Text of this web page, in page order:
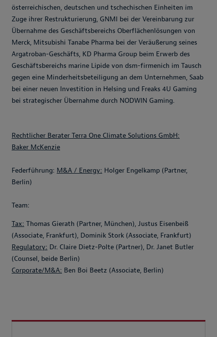
österreichischen, deutschen und tschechischen Einheiten im
Zuge ihrer Restrukturierung, GNMI bei der Vereinbarung zur
Übernahme des Geschäftsbereichs Oberflächenlösungen von
Merck, Mitsubishi Tanabe Pharma bei der Veräußerung seines
Argatroban-Geschäfts, KD Pharma Group beim Erwerb des
Geschäftsbereichs marine Lipide von dsm-firmenich im Tausch
gegen eine Minderheitsbeteiligung an dem Unternehmen, Saab
bei einer neuen Investition in Helsing und Freaks 4U Gaming
bei strategischer Übernahme durch NODWIN Gaming.
Rechtlicher Berater Terra One Climate Solutions GmbH:
Baker McKenzie
Federführung: M&A / Energy: Holger Engelkamp (Partner,
Berlin)
Team:
Tax: Thomas Gierath (Partner, München), Justus Eisenbeiß
(Associate, Frankfurt), Dominik Stork (Associate, Frankfurt)
Regulatory: Dr. Claire Dietz-Polte (Partner), Dr. Janet Butler
(Counsel, beide Berlin)
Corporate/M&A: Ben Boi Beetz (Associate, Berlin)